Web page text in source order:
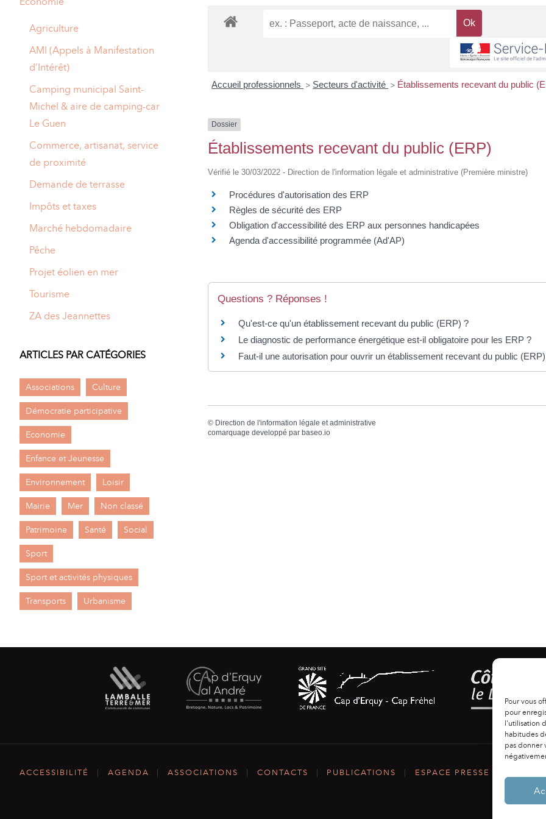
Pour vous
pour
l'utilisation
habitudes
pas donner
Accueil professionnels > Secteurs d'activité > Établissements recevant du public
Dossier
Établissements recevant du public (ERP)
Vérifié le 30/03/2022 - Direction de l'information légale et administrative (Première ministre)
Procédures d'autorisation des ERP
Règles de sécurité des ERP
Obligation d'accessibilité des ERP aux personnes handicapées
Agenda d'accessibilité programmée (Ad'AP)
Questions ? Réponses !
Qu'est-ce qu'un établissement recevant du public (ERP) ?
Le diagnostic de performance énergétique est-il obligatoire pour les ERP ?
Faut-il une autorisation pour ouvrir un établissement recevant du public
© Direction de l'information légale et administrative
comarquage developpé par baseo.io
Agriculture
AMI (Appels à Manifestation
d’Intérêt)
Camping municipal Saint-
Michel & aire de camping-car
Le Guen
Commerce, artisanat, service
de proximité
Demande de terrasse
Impôts et taxes
Marché hebdomadaire
Pêche
Projet éolien en mer
Tourisme
ZA des Jeannettes
ARTICLES PAR CATÉGORIES
Associations Culture
Démocratie participative
Economie
Enfance et Jeunesse
Environnement Loisir
Mairie Mer Non classé
Patrimoine Santé Social
Sport
Sport et activités physiques
Transports Urbanisme
ACCESSIBILITÉ AGENDA ASSOCIATIONS CONTACTS PUBLICATIONS ESPACE PRESSE